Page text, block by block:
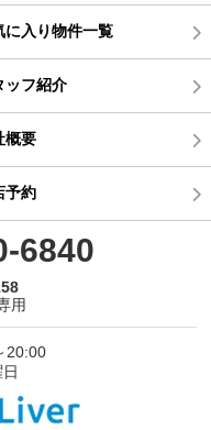
に入り物件一覧
ッフ紹介
概要
予約
6840
用
20:00